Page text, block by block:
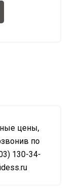
цены,
по
130-34-